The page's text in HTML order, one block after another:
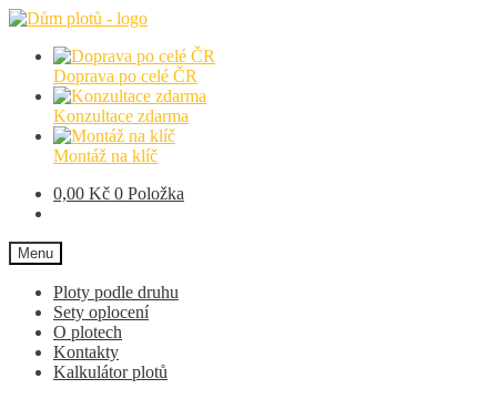
Přeskočit
navigaci
Přejít
obsahu
Doprava po celé ČR
Konzultace zdarma
Montáž na klíč
0,00 Kč 0 Položka
Menu
Ploty podle druhu
Sety oplocení
O plotech
Kontakty
Kalkulátor plotů